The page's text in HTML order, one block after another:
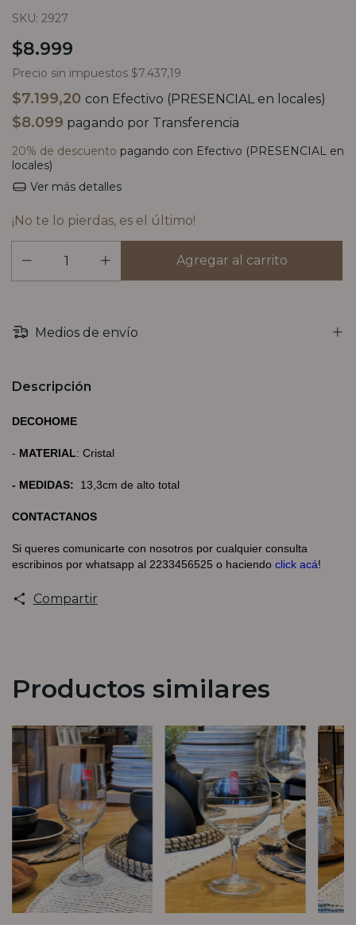
SKU: 2927
$8.999
Precio sin impuestos $7.437,19
$7.199,20 con Efectivo (PRESENCIAL en locales)
$8.099 pagando por Transferencia
20% de descuento pagando con Efectivo (PRESENCIAL en
locales)
Ver más detalles
¡No te lo pierdas, es el último!
Medios de envío
Descripción
DECOHOME
- MATERIAL: Cristal
- MEDIDAS: 13,3cm de alto total
CONTACTANOS
Si queres comunicarte con nosotros por cualquier consulta
escribinos por whatsapp al 2233456525 o haciendo click acá!
Compartir
Productos similares